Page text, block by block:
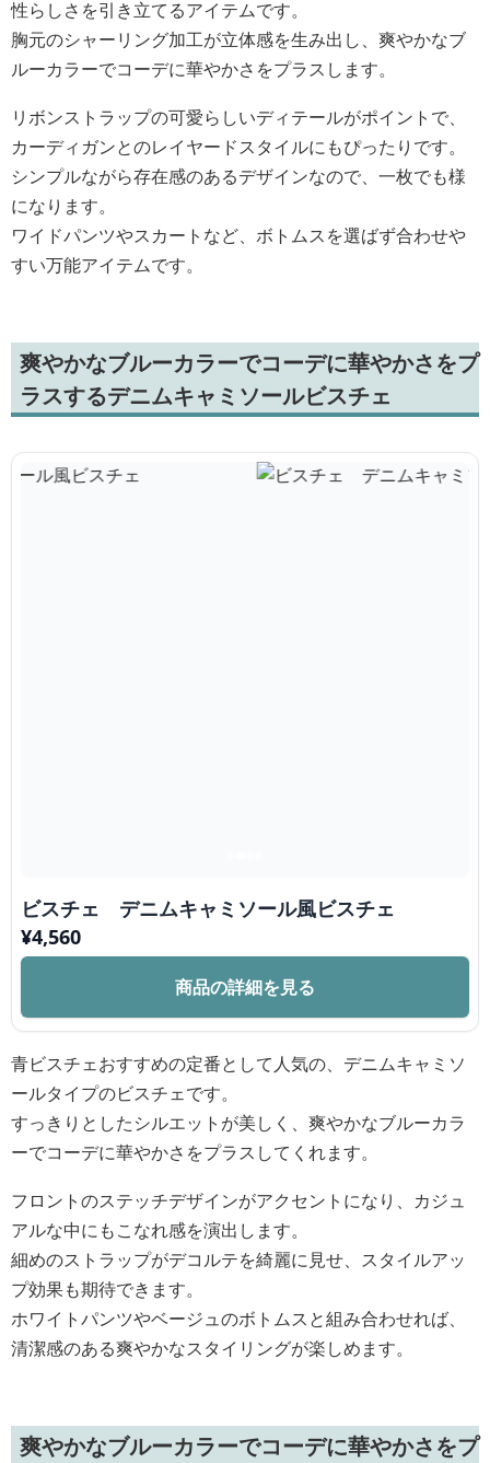
性らしさを引き立てるアイテムです。
胸元のシャーリング加工が立体感を生み出し、爽やかなブ
ルーカラーでコーデに華やかさをプラスします。
リボンストラップの可愛らしいディテールがポイントで、
カーディガンとのレイヤードスタイルにもぴったりです。
シンプルながら存在感のあるデザインなので、一枚でも様
になります。
ワイドパンツやスカートなど、ボトムスを選ばず合わせや
すい万能アイテムです。
爽やかなブルーカラーでコーデに華やかさをプ
ラスするデニムキャミソールビスチェ
ビスチェ デニムキャミソール風ビスチェ
¥4,560
商品の詳細を見る
青ビスチェおすすめの定番として人気の、デニムキャミソ
ールタイプのビスチェです。
すっきりとしたシルエットが美しく、爽やかなブルーカラ
ーでコーデに華やかさをプラスしてくれます。
フロントのステッチデザインがアクセントになり、カジュ
アルな中にもこなれ感を演出します。
細めのストラップがデコルテを綺麗に見せ、スタイルアッ
プ効果も期待できます。
ホワイトパンツやベージュのボトムスと組み合わせれば、
清潔感のある爽やかなスタイリングが楽しめます。
爽やかなブルーカラーでコーデに華やかさをプ